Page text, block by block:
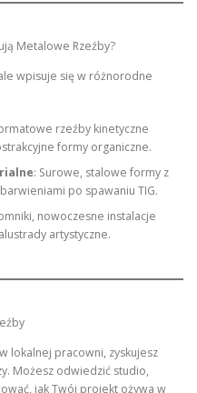
Metalowe Rzeźby?
wpisuje się w różnorodne
rzeźby kinetyczne
formy organiczne.
: Surowe, stalowe formy z
po spawaniu TIG.
nowoczesne instalacje
artystyczne.
lokalnej pracowni, zyskujesz
Możesz odwiedzić studio,
jak Twój projekt ożywa w